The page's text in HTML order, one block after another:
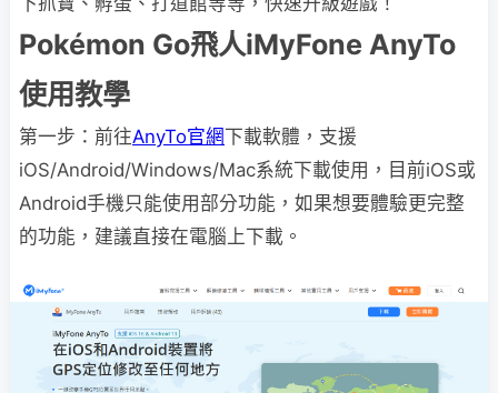
Pokémon Go飛人iMyFone AnyTo
使用教學
第一步：前往AnyTo官網下載軟體，支援
iOS/Android/Windows/Mac系統下載使用，目前iOS或
Android手機只能使用部分功能，如果想要體驗更完整
的功能，建議直接在電腦上下載。